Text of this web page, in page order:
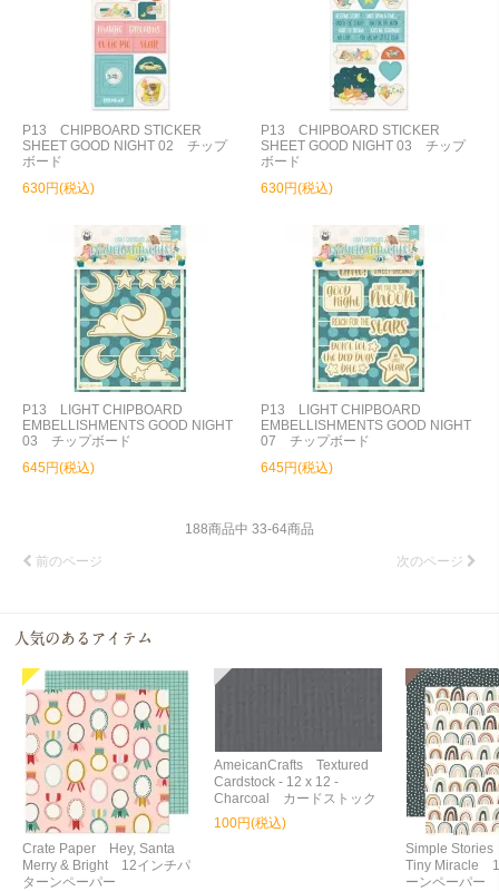
P13 CHIPBOARD STICKER
SHEET GOOD NIGHT 02 チップ
ボード
630円(税込)
P13 CHIPBOARD STICKER
SHEET GOOD NIGHT 03 チップ
ボード
630円(税込)
P13 LIGHT CHIPBOARD
EMBELLISHMENTS GOOD NIGHT
03 チップボード
645円(税込)
P13 LIGHT CHIPBOARD
EMBELLISHMENTS GOOD NIGHT
07 チップボード
645円(税込)
188商品中 33-64商品
前のページ 次のページ
Crate Paper Hey, Santa
Merry & Bright 12インチパ
ターンペーパー
AmeicanCrafts Textured
Cardstock - 12 x 12 -
Charcoal カードストック
100円(税込)
Simple
Tiny Miracle
ーンペーパー